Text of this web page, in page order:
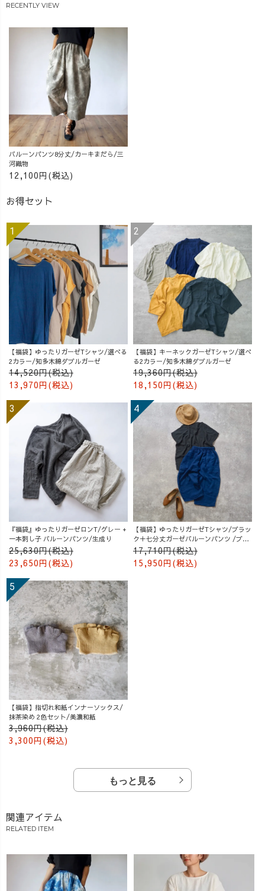
染め #着痩せコ
RECENTLY VIEW
バルーンパンツ8分丈/カーキまだら/三
河織物
12,100円(税込)
お得セット
【福袋】ゆったりガーゼTシャツ/選べる
2カラー/知多木綿ダブルガーゼ
14,520円(税込)
13,970円(税込)
【福袋】キーネックガーゼTシャツ/選べ
る2カラー/知多木綿ダブルガーゼ
19,360円(税込)
18,150円(税込)
『福袋』ゆったりガーゼロンT/グレー +
一本刺し子 バルーンパンツ/生成り
25,630円(税込)
23,650円(税込)
【福袋】ゆったりガーゼTシャツ/ブラッ
ク＋七分丈ガーゼバルーンパンツ /ブル
ー
17,710円(税込)
15,950円(税込)
【福袋】指切れ和紙インナーソックス/
抹茶染め 2色セット/美濃和紙
3,960円(税込)
3,300円(税込)
もっと見る
関連アイテム
RELATED ITEM